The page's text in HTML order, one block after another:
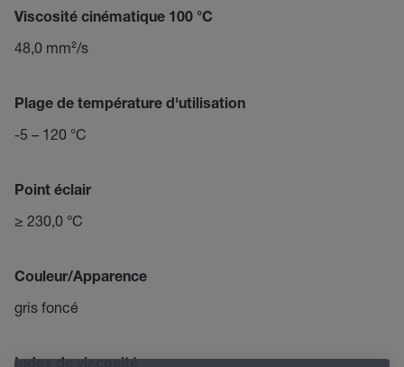
Viscosité cinématique 100 °C
48,0 mm²/s
Plage de température d'utilisation
-5 – 120 °C
Point éclair
≥ 230,0 °C
Couleur/Apparence
gris foncé